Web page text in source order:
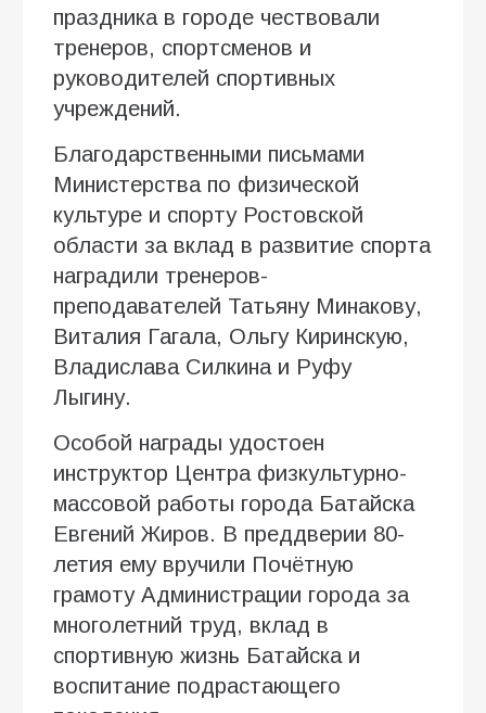
праздника в городе чествовали
тренеров, спортсменов и
руководителей спортивных
учреждений.
Благодарственными письмами
Министерства по физической
культуре и спорту Ростовской
области за вклад в развитие спорта
наградили тренеров-
преподавателей Татьяну Минакову,
Виталия Гагала, Ольгу Киринскую,
Владислава Силкина и Руфу
Лыгину.
Особой награды удостоен
инструктор Центра физкультурно-
массовой работы города Батайска
Евгений Жиров. В преддверии 80-
летия ему вручили Почётную
грамоту Администрации города за
многолетний труд, вклад в
спортивную жизнь Батайска и
воспитание подрастающего